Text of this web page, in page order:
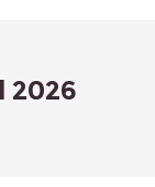
2026